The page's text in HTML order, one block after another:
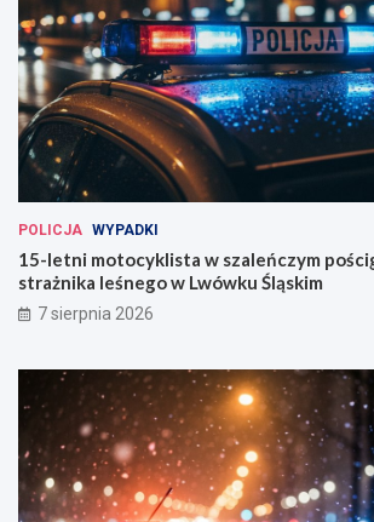
POLICJA WYPADKI
15-letni motocyklista w szaleńczym
strażnika leśnego w Lwówku Śląskim
7 sierpnia 2026